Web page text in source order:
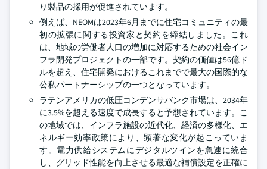
り製品の採用が促進されています。
例えば、NEOMは2023年6月までに住宅コミュニティの最
初の拡張に関する投資家と契約を締結しました。これ
は、地域の労働者人口の増加に対応するための社会イン
フラ開発プロジェクトの一部です。契約の価値は56億ド
ルを超え、住宅開発におけるこれまでで最大の国際的な
公私パートナーシップの一つとなっています。
ラテンアメリカの低圧コンデンサバンク市場は、2034年
に3.5%を超える速度で成長すると予想されています。こ
の地域では、インフラ施設の近代化、経済の多様化、エ
ネルギー効率政策により、顕著な変化が起こっていま
す。電力供給システムにデジタルツインを急速に統合
し、グリッド性能を向上させる最適な補償設定を正確に